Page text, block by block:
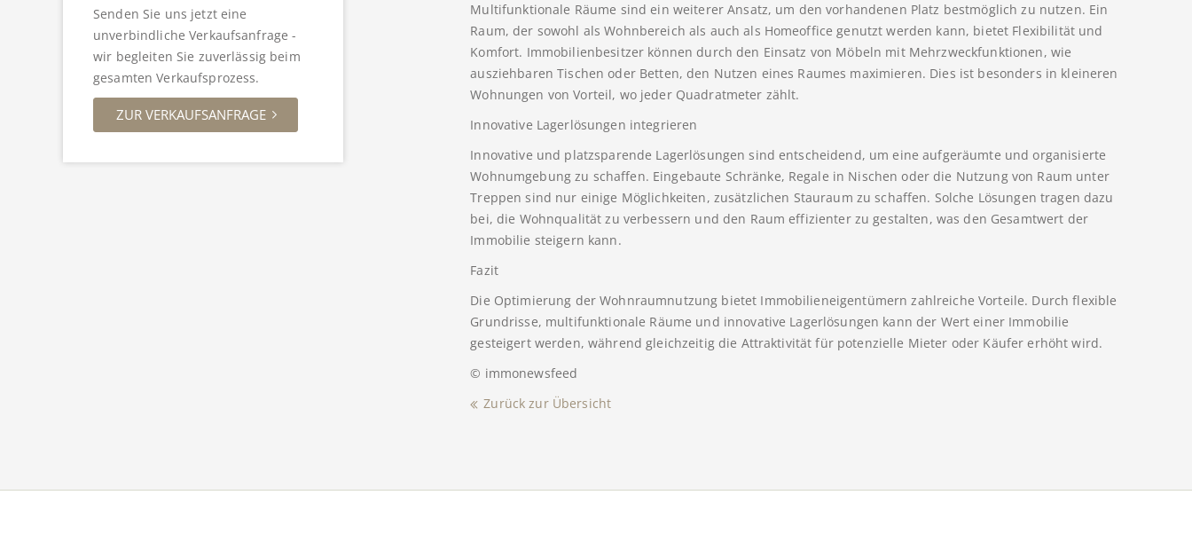
Senden Sie uns jetzt eine
unverbindliche Verkaufsanfrage -
wir begleiten Sie zuverlässig beim
gesamten Verkaufsprozess.
ZUR VERKAUFSANFRAGE
Multifunktionale Räume sind ein weiterer Ansatz, um den vorhandenen Platz bestmöglich zu nutzen. Ein
Raum, der sowohl als Wohnbereich als auch als Homeoffice genutzt werden kann, bietet Flexibilität und
Komfort. Immobilienbesitzer können durch den Einsatz von Möbeln mit Mehrzweckfunktionen, wie
ausziehbaren Tischen oder Betten, den Nutzen eines Raumes maximieren. Dies ist besonders in kleineren
Wohnungen von Vorteil, wo jeder Quadratmeter zählt.
Innovative Lagerlösungen integrieren
Innovative und platzsparende Lagerlösungen sind entscheidend, um eine aufgeräumte und organisierte
Wohnumgebung zu schaffen. Eingebaute Schränke, Regale in Nischen oder die Nutzung von Raum unter
Treppen sind nur einige Möglichkeiten, zusätzlichen Stauraum zu schaffen. Solche Lösungen tragen dazu
bei, die Wohnqualität zu verbessern und den Raum effizienter zu gestalten, was den Gesamtwert der
Immobilie steigern kann.
Fazit
Die Optimierung der Wohnraumnutzung bietet Immobilieneigentümern zahlreiche Vorteile. Durch flexible
Grundrisse, multifunktionale Räume und innovative Lagerlösungen kann der Wert einer Immobilie
gesteigert werden, während gleichzeitig die Attraktivität für potenzielle Mieter oder Käufer erhöht wird.
© immonewsfeed
Zurück zur Übersicht